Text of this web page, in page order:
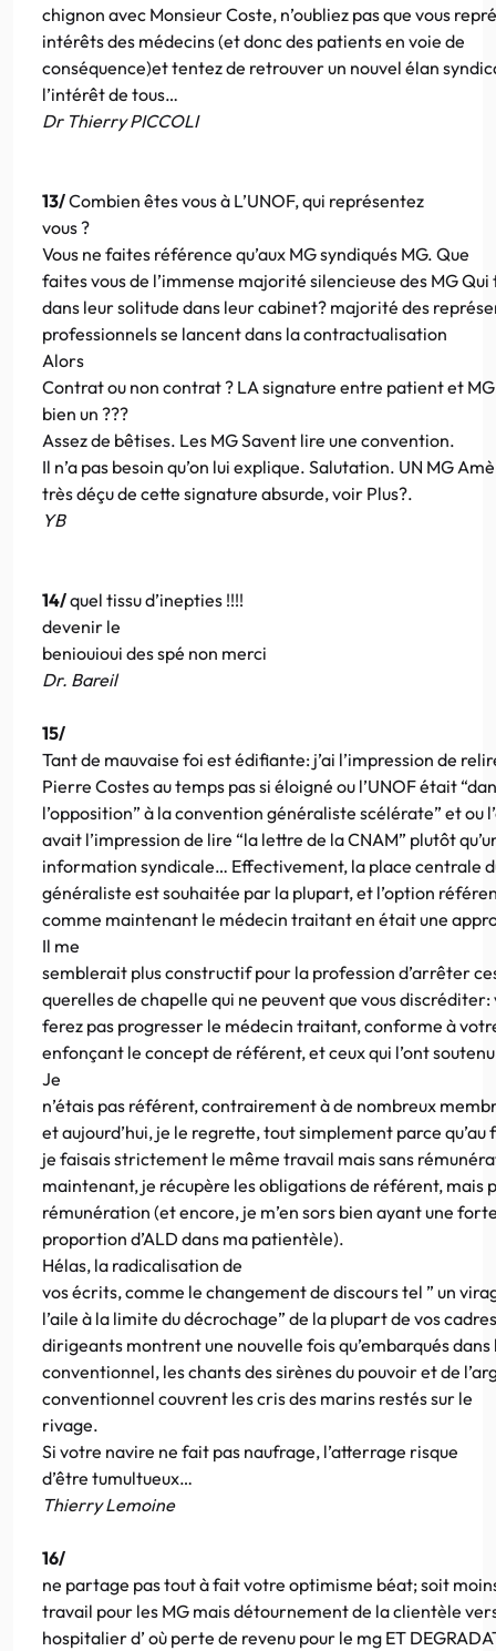
chignon avec Monsieur Coste, n’oubliez pas que vous
intérêts des médecins (et donc des patients en voie de
conséquence)et tentez de retrouver un nouvel élan
l’intérêt de tous…
Dr Thierry PICCOLI
13/Combien êtes vous à L’UNOF, qui représentez
vous ?
Vous ne faites référence qu’aux MG syndiqués MG. Que
faites vous de l’immense majorité silencieuse des MG
dans leur solitude dans leur cabinet? majorité des
professionnels se lancent dans la contractualisation
Alors
Contrat ou non contrat ? LA signature entre patient et
bien un ???
Assez de bêtises. Les MG Savent lire une convention.
Il n’a pas besoin qu’on lui explique. Salutation. UN MG
très déçu de cette signature absurde, voir Plus?.
YB
14/quel tissu d’inepties !!!!
devenir le
beniouioui des spé non merci
Dr. Bareil
15/
Tant de mauvaise foi est édifiante: j’ai l’impression de
Pierre Costes au temps pas si éloigné ou l’UNOF était
l’opposition” à la convention généraliste scélérate” et ou
avait l’impression de lire “la lettre de la CNAM” plutôt
information syndicale… Effectivement, la place centrale
généraliste est souhaitée par la plupart, et l’option
comme maintenant le médecin traitant en était une
Il me
semblerait plus constructif pour la profession d’arrêter
querelles de chapelle qui ne peuvent que vous discréditer:
ferez pas progresser le médecin traitant, conforme à
enfonçant le concept de référent, et ceux qui l’ont
Je
n’étais pas référent, contrairement à de nombreux
et aujourd’hui, je le regrette, tout simplement parce qu’au
je faisais strictement le même travail mais sans
maintenant, je récupère les obligations de référent, mais
rémunération (et encore, je m’en sors bien ayant une
proportion d’ALD dans ma patientèle).
Hélas, la radicalisation de
vos écrits, comme le changement de discours tel ” un
l’aile à la limite du décrochage” de la plupart de vos cadres
dirigeants montrent une nouvelle fois qu’embarqués dans
conventionnel, les chants des sirènes du pouvoir et de
conventionnel couvrent les cris des marins restés sur le
rivage.
Si votre navire ne fait pas naufrage, l’atterrage risque
d’être tumultueux…
Thierry Lemoine
16/
ne partage pas tout à fait votre optimisme béat; soit
travail pour les MG mais détournement de la clientèle
hospitalier d’ où perte de revenu pour le mg ET